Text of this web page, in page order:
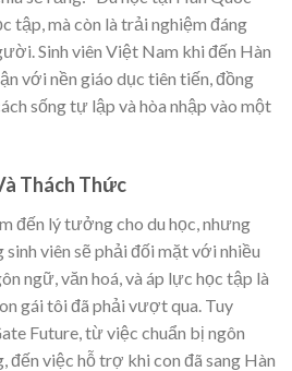
tập, mà còn là trải nghiệm đáng
Sinh viên Việt Nam khi đến Hàn
với nền giáo dục tiên tiến, đồng
sống tự lập và hòa nhập vào một
Thách Thức
đến lý tưởng cho du học, nhưng
sinh viên sẽ phải đối mặt với nhiều
ngữ, văn hoá, và áp lực học tập là
gái tôi đã phải vượt qua. Tuy
Future, từ việc chuẩn bị ngôn
việc hỗ trợ khi con đã sang Hàn